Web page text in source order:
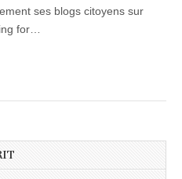
ses blogs citoyens sur
for…